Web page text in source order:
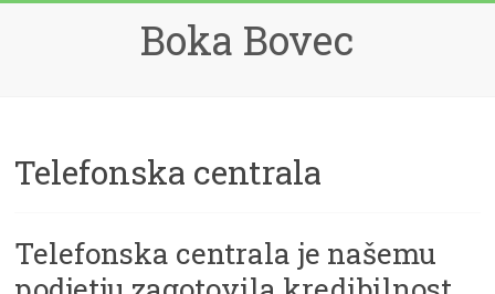
Boka Bovec
Telefonska centrala
Telefonska centrala je našemu